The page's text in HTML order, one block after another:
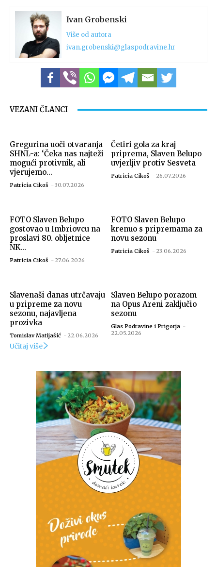
Ivan Grobenski
Više od autora
ivan.grobenski@glaspodravine.hr
VEZANI ČLANCI
Gregurina uoči otvaranja
SHNL-a: ‘Čeka nas najteži
mogući protivnik, ali
vjerujemo...
Patricia Cikoš - 30.07.2026
Četiri gola za kraj
priprema, Slaven Belupo
uvjerljiv protiv Sesveta
Patricia Cikoš - 26.07.2026
FOTO Slaven Belupo
gostovao u Imbriovcu na
proslavi 80. obljetnice
NK...
Patricia Cikoš - 27.06.2026
FOTO Slaven Belupo
krenuo s pripremama za
novu sezonu
Patricia Cikoš - 23.06.2026
Slavenaši danas utrčavaju
u pripreme za novu
sezonu, najavljena
prozivka
Tomislav Matijašić - 22.06.2026
Slaven Belupo porazom
na Opus Areni zaključio
sezonu
Glas Podravine i Prigorja -
22.05.2026
Učitaj više